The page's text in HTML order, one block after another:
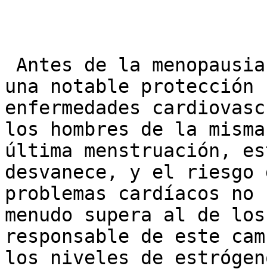
una notable
enfermedades
los hombres de la
última menstruación,
desvanece, y el
problemas cardíacos
menudo supera al de
responsable de este
los niveles de